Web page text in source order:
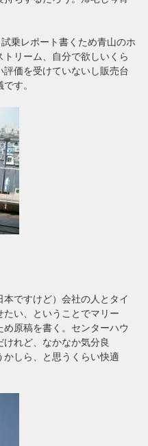
乗レポート書くため青山のホ
リーム、自分で欲しいくら
価を受けていないし販売台
す。
ですけど）会社の人とタイ
い、ということでマリー
原稿を書く。センターハウ
れど、なかなか気分良
しら、と思うくらい快適